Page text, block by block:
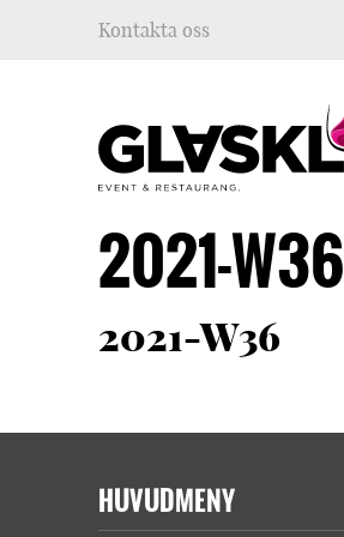
Kontakta oss
2021-W36
2021-W36
HUVUDMENY